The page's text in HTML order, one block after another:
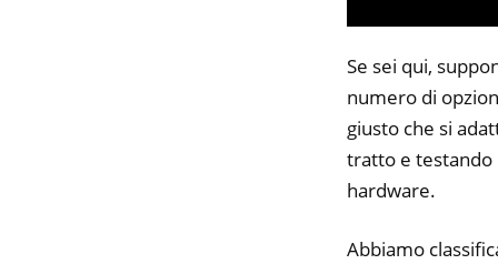
Se sei qui,
numero di
giusto che si
tratto e testando
hardware.
Abbiamo